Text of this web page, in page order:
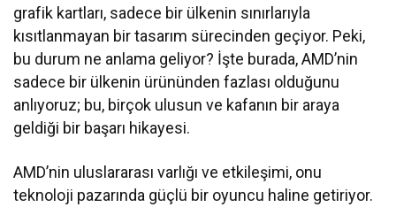
grafik kartları, sadece bir ülkenin sınırlarıyla
kısıtlanmayan bir tasarım sürecinden geçiyor. Peki,
bu durum ne anlama geliyor? İşte burada, AMD’nin
sadece bir ülkenin ürününden fazlası olduğunu
anlıyoruz; bu, birçok ulusun ve kafanın bir araya
geldiği bir başarı hikayesi.
AMD’nin uluslararası varlığı ve etkileşimi, onu
teknoloji pazarında güçlü bir oyuncu haline getiriyor.